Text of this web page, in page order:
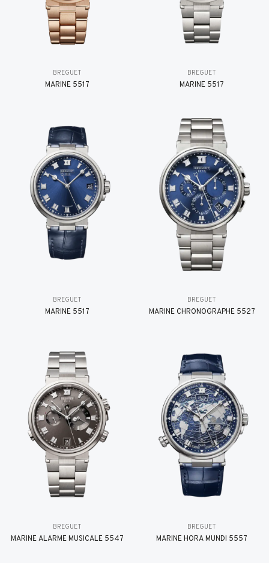
BREGUET
MARINE 5517
BREGUET
MARINE 5517
BREGUET
MARINE 5517
BREGUET
MARINE CHRONOGRAPHE 5527
BREGUET
MARINE ALARME MUSICALE 5547
BREGUET
MARINE HORA MUNDI 5557